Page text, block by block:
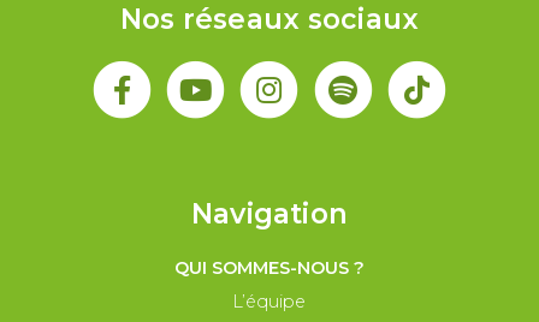
Nos réseaux sociaux
Navigation
QUI SOMMES-NOUS ?
L’équipe